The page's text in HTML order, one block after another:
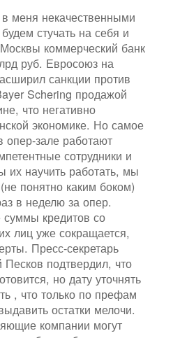
меня некачественными
стучать на себя и
коммерческий банк
руб. Евросоюз на
санкции против
Schering продажой
что негативно
экономике. Но самое
опер-зале работают
сотрудники и
их научить работать, мы
понятно каким боком)
в неделю за опер.
кредитов со
лиц уже сокращается,
Пресс-секретарь
подтвердил, что
но дату уточнять
, что только по префам
остатки мелочи.
компании могут